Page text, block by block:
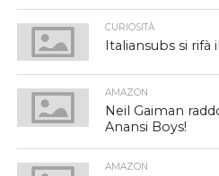
CURIOSITÀ
Italiansubs si rifà
AMAZON
Neil Gaiman
Anansi Boys!
AMAZON